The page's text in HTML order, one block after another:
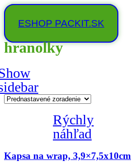
ESHOP PACKIT.SK
hranolky
Rýchly
náhľad
Kapsa na wrap, 3,9×7,5x10cm